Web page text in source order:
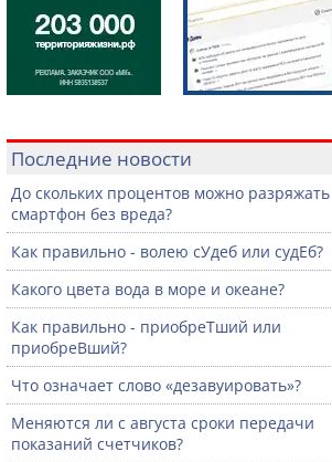
Последние новости
До скольких процентов можно разряжать
смартфон без вреда?
Как правильно - волею сУдеб или судЕб?
Какого цвета вода в море и океане?
Как правильно - приобреТший или
приобреВший?
Что означает слово «дезавуировать»?
Меняются ли с августа сроки передачи
показаний счетчиков?